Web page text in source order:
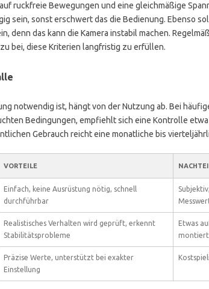
ruckfreie Bewegungen und eine gleichmäßige
sein, sonst erschwert das die Bedienung. Ebenso
denn das kann die Kamera instabil machen.
bei, diese Kriterien langfristig zu erfüllen.
notwendig ist, hängt von der Nutzung ab. Bei
Bedingungen, empfiehlt sich eine Kontrolle
Gebrauch reicht eine monatliche bis
VORTEILE
Einfach, keine Ausrüstung nötig, schnell
durchführbar
Realistisches Verhalten wird geprüft, erkennt
Stabilitätsprobleme
Etwas
montiert
Präzise Werte, unterstützt bei exakter
Einstellung